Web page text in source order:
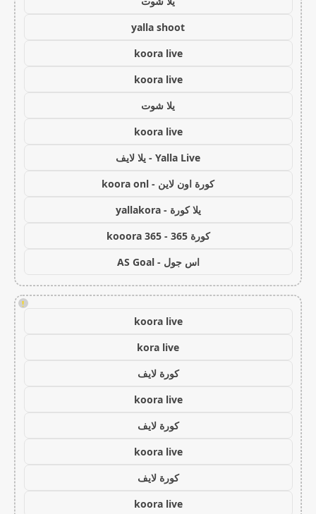
yalla shoot
koora live
koora live
يلا شوت
koora live
Yalla Live - يلا لايف
كورة اون لاين - koora onl
يلا كورة - yallakora
كورة 365 - kooora 365
اس جول - AS Goal
!
koora live
kora live
كورة لايف
koora live
كورة لايف
koora live
كورة لايف
koora live